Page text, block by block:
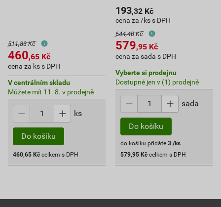
511,83 Kč
460,65 Kč
cena za ks s DPH
V centrálním skladu
Můžete mít 11. 8. v prodejně
ks
Do košíku
460,65 Kč celkem s DPH
193,32 Kč
cena za /ks s DPH
644,40 Kč
579,95 Kč
cena za sada s DPH
Vyberte si prodejnu
Dostupné jen v (1) prodejně
sada
Do košíku
do košíku přidáte 3 /ks
579,95 Kč celkem s DPH